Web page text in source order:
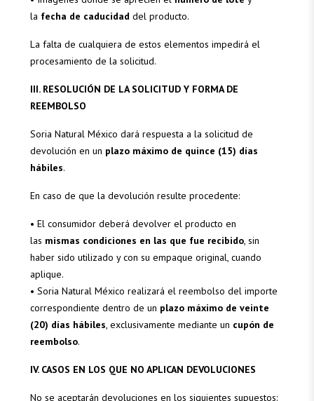
la fecha de caducidad del producto.
La falta de cualquiera de estos elementos impedirá el
procesamiento de la solicitud.
III. RESOLUCIÓN DE LA SOLICITUD Y FORMA DE
REEMBOLSO
Soria Natural México dará respuesta a la solicitud de
devolución en un plazo máximo de quince (15) días
hábiles.
En caso de que la devolución resulte procedente:
• El consumidor deberá devolver el producto en
las mismas condiciones en las que fue recibido, sin
haber sido utilizado y con su empaque original, cuando
aplique.
• Soria Natural México realizará el reembolso del importe
correspondiente dentro de un plazo máximo de veinte
(20) días hábiles , exclusivamente mediante un cupón de
reembolso.
IV. CASOS EN LOS QUE NO APLICAN DEVOLUCIONES
No se aceptarán devoluciones en los siguientes supuestos: